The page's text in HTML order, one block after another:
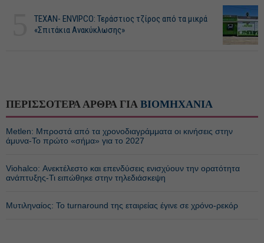
ΤΕΧΑΝ- ENVIPCO: Τεράστιος τζίρος από τα μικρά
«Σπιτάκια Ανακύκλωσης»
ΠΕΡΙΣΣΟΤΕΡΑ ΑΡΘΡΑ ΓΙΑ ΒΙΟΜΗΧΑΝΙΑ
Metlen: Μπροστά από τα χρονοδιαγράμματα οι κινήσεις στην
άμυνα-Το πρώτο «σήμα» για το 2027
Viohalco: Ανεκτέλεστο και επενδύσεις ενισχύουν την ορατότητα
ανάπτυξης-Τι ειπώθηκε στην τηλεδιάσκεψη
Μυτιληναίος: Το turnaround της εταιρείας έγινε σε χρόνο-ρεκόρ